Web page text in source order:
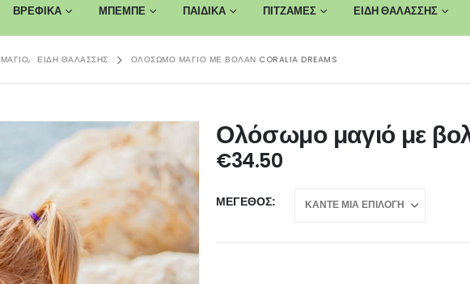
ΒΡΕΦΙΚΑ ΜΠΕΜΠΕ ΠΑΙΔΙΚΑ ΠΙΤΖΑΜΕΣ ΕΙΔΗ ΘΑΛΑΣΣΗΣ
ΜΑΓΙΌ, ΕΊΔΗ ΘΑΛΆΣΣΗΣ ΟΛΌΣΩΜΟ ΜΑΓΙΌ ΜΕ ΒΟΛΆΝ CORALIA DREAMS
Ολόσωμο μαγιό με
€34.50
ΜΈΓΕΘΟΣ